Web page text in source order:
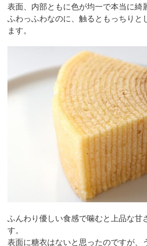
表面、内部ともに色が均一で本当に
ふわっふわなのに、触るともっちりと
ます。
ふんわり優しい食感で噛むと上品な甘
す。
表面に糖衣はないと思ったのですが、